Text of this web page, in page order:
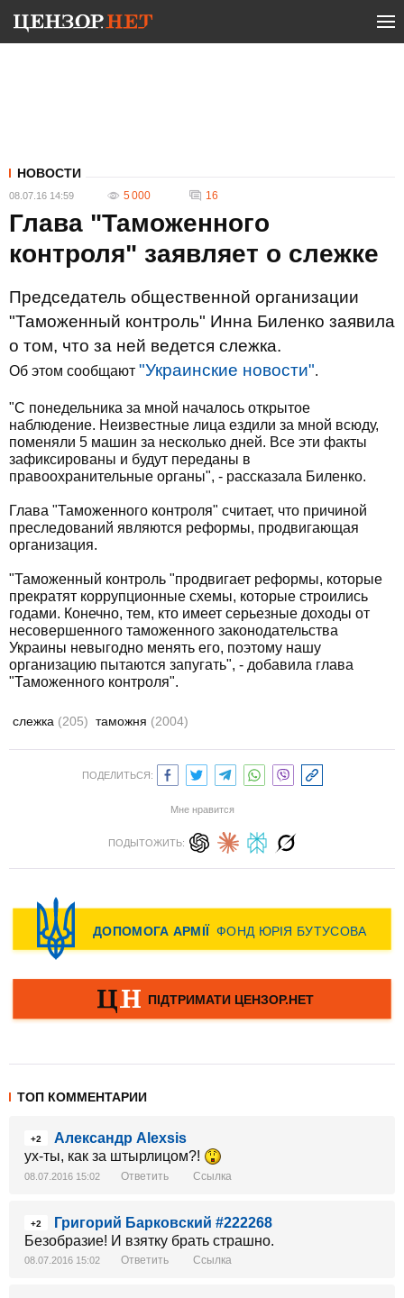
НОВОСТИ
08.07.16 14:59 5 000 16
Глава "Таможенного
контроля" заявляет о слежке
Председатель общественной организации
"Таможенный контроль" Инна Биленко заявила
о том, что за ней ведется слежка.
Об этом сообщают "Украинские новости".
"С понедельника за мной началось открытое
наблюдение. Неизвестные лица ездили за мной всюду,
поменяли 5 машин за несколько дней. Все эти факты
зафиксированы и будут переданы в
правоохранительные органы", - рассказала Биленко.
Глава "Таможенного контроля" считает, что причиной
преследований являются реформы, продвигающая
организация.
"Таможенный контроль "продвигает реформы, которые
прекратят коррупционные схемы, которые строились
годами. Конечно, тем, кто имеет серьезные доходы от
несовершенного таможенного законодательства
Украины невыгодно менять его, поэтому нашу
организацию пытаются запугать", - добавила глава
"Таможенного контроля".
слежка (205) таможня (2004)
ПОДЕЛИТЬСЯ:
Мне нравится
ПОДЫТОЖИТЬ:
ТОП КОММЕНТАРИИ
+2
Aлександр Alexsis
ух-ты, как за штырлицом?!
08.07.2016 15:02 Ответить Ссылка
+2
Григорий Барковский #222268
Безобразие! И взятку брать страшно.
08.07.2016 15:02 Ответить Ссылка